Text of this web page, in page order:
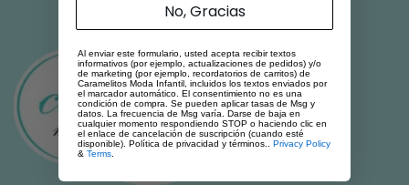
No, Gracias
Al enviar este formulario, usted acepta recibir textos
informativos (por ejemplo, actualizaciones de pedidos) y/o
de marketing (por ejemplo, recordatorios de carritos) de
Caramelitos Moda Infantil, incluidos los textos enviados por
el marcador automático. El consentimiento no es una
condición de compra. Se pueden aplicar tasas de Msg y
datos. La frecuencia de Msg varía. Darse de baja en
cualquier momento respondiendo STOP o haciendo clic en
el enlace de cancelación de suscripción (cuando esté
disponible). Política de privacidad y términos.. Privacy Policy
& Terms